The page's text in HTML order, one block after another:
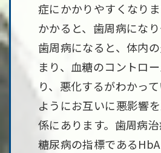
症にかかりやすくなり
かかると、歯周病にな
歯周病になると、体内
まり、血糖のコントロ
り、悪化するがわかっ
ようにお互いに悪影響
係にあります。歯周病治
糖尿病の指標であるHbA